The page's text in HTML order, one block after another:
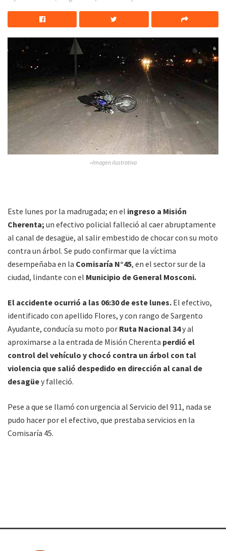
»Imagen ilustrativa
Este lunes por la madrugada; en el ingreso a Misión
Cherenta; un efectivo policial falleció al caer abruptamente
al canal de desagüe, al salir embestido de chocar con su moto
contra un árbol. Se pudo confirmar que la víctima
desempeñaba en la Comisaría N°45, en el sector sur de la
ciudad, lindante con el Municipio de General Mosconi.
El accidente ocurrió a las 06:30 de este lunes. El efectivo,
identificado con apellido Flores, y con rango de Sargento
Ayudante, conducía su moto por Ruta Nacional 34y al
aproximarse a la entrada de Misión Cherenta perdió el
control del vehículo y chocó contra un árbol con tal
violencia que salió despedido en dirección al canal de
desagüey falleció.
Pese a que se llamó con urgencia al Servicio del 911, nada se
pudo hacer por el efectivo, que prestaba servicios en la
Comisaría 45.